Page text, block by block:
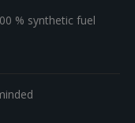
% synthetic fuel